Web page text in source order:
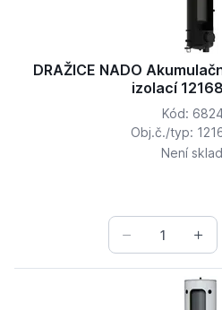
DRAŽICE NADO
izolací
Kód:
Obj.č./typ:
Není